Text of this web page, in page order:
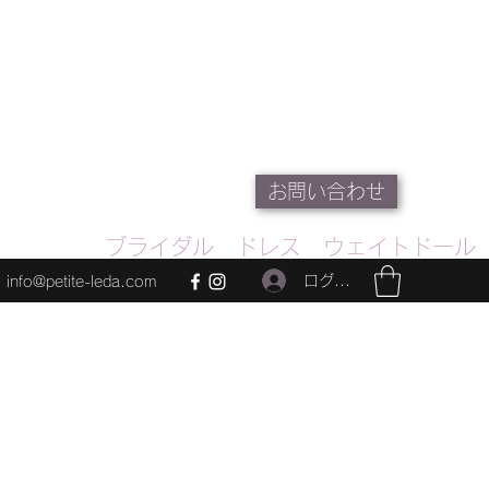
お問い合わせ
ブライダル ドレス ウェイトドール
info@petite-leda.com ログイン